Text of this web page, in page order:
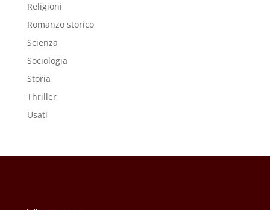
Religioni
Romanzo storico
Scienza
Sociologia
Storia
Thriller
Usati